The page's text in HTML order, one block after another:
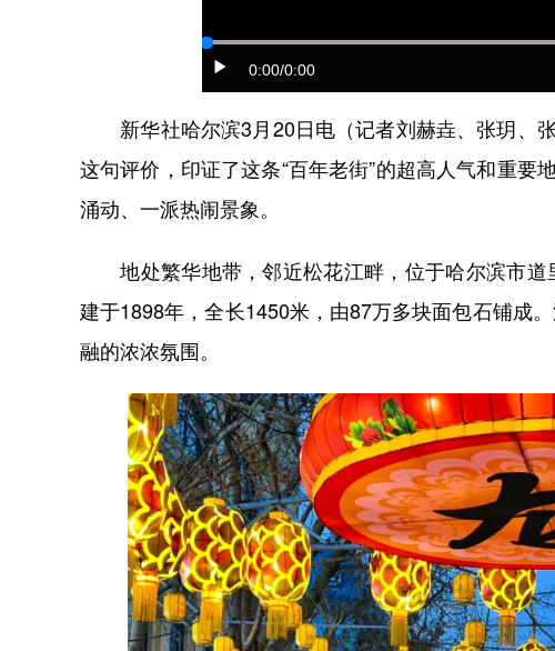
0:00/0:00
新华社哈尔滨3月20日电（记者刘赫垚、张玥、张
这句评价，印证了这条“百年老街”的超高人气和重要
涌动、一派热闹景象。
地处繁华地带，邻近松花江畔，位于哈尔滨市道
建于1898年，全长1450米，由87万多块面包石铺成
融的浓浓氛围。